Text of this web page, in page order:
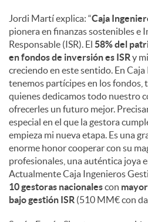
Jordi Martí explica: “Caja
pionera en finanzas sostenibles e
Responsable (ISR). El 58% del
en fondos de inversión es ISRy
creciendo en este sentido. En
tenemos partícipes en los fondos,
quienes dedicamos todo nuestro
ofrecerles un futuro mejor.
especial en el que la gestora
empieza mi nueva etapa. Es una
enorme honor cooperar con su
profesionales, una auténtica joya
Actualmente Caja Ingenieros
10 gestoras nacionalescon
bajo gestión ISR (510 MM€ con